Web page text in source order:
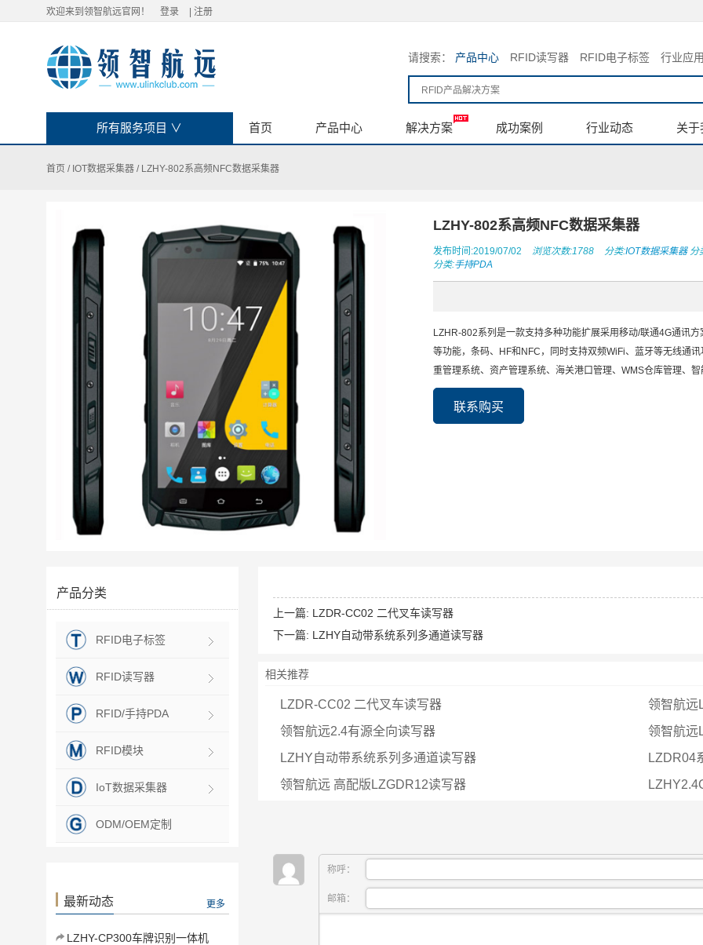
欢迎来到领智航远官网！ 登录 注册
请搜索： 产品中心 RFID读写器 RFID电子标签 行业应
所有服务项目 ∨ 首页 产品中心 解决方案 成功案例 行业动态 关于
首页 / IOT数据采集器 / LZHY-802系高频NFC数据采集器
LZHY-802系高频NFC数据采集器
发布时间:2019/07/02 浏览次数:1788 分类:IOT数据采集器分
分类:手持PDA
LZHR-802系列是一款支持多种功能扩展采用移动/联通4G通讯
等功能，条码、HF和NFC，同时支持双频WiFi、蓝牙等无线通
重管理系统、资产管理系统、海关港口管理、WMS仓库管理、
联系购买
上一篇: LZDR-CC02 二代叉车读写器
下一篇: LZHY自动带系统系列多通道读写器
相关推荐
LZDR-CC02 二代叉车读写器
领智航远
领智航远2.4有源全向读写器
领智航远
LZHY自动带系统系列多通道读写器
LZDR04
领智航远 高配版LZGDR12读写器
称呼：
邮箱：
产品分类
RFID电子标签
RFID读写器
RFID/手持PDA
RFID模块
IoT数据采集器
ODM/OEM定制
最新动态 更多
LZHY-CP300车牌识别一体机